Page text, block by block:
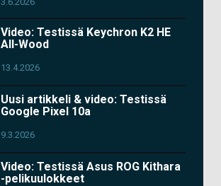
Video: Testissä Keychron K2 HE
All-Wood
13.4.2026
Uusi artikkeli & video: Testissä
Google Pixel 10a
9.3.2026
Video: Testissä Asus ROG Kithara
-pelikuulokkeet